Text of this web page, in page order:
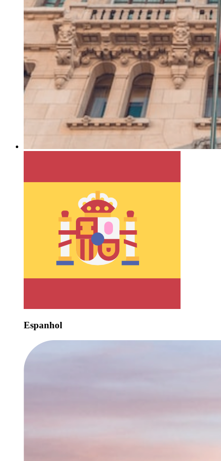
Espanhol